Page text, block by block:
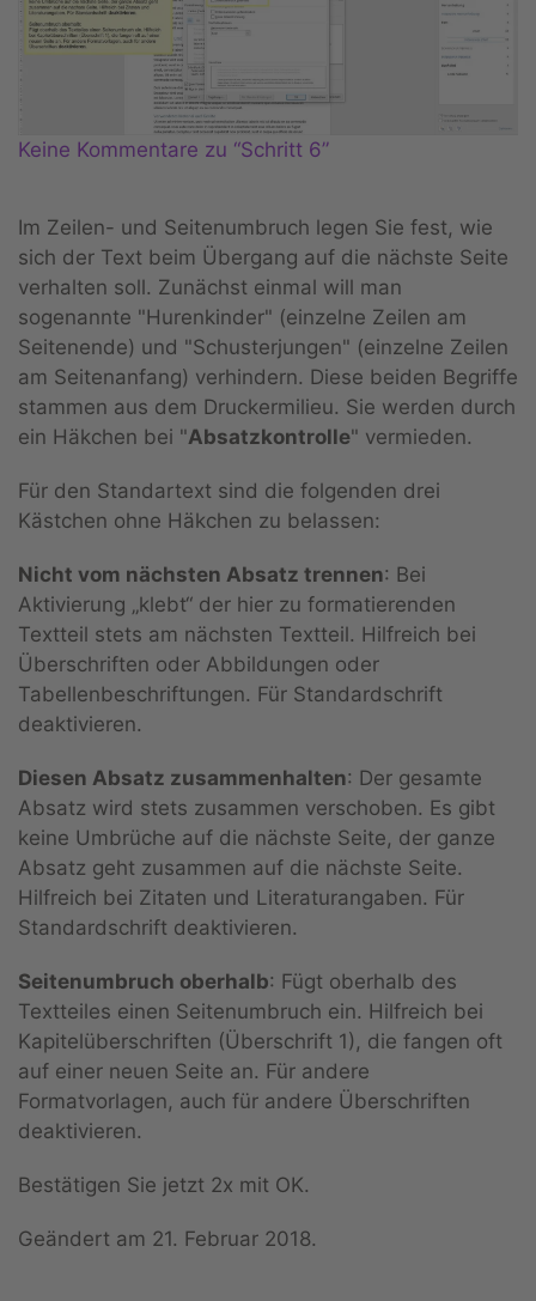
Keine Kommentare zu “Schritt 6”
Im Zeilen- und Seitenumbruch legen Sie fest, wie
sich der Text beim Übergang auf die nächste Seite
verhalten soll. Zunächst einmal will man
sogenannte "Hurenkinder" (einzelne Zeilen am
Seitenende) und "Schusterjungen" (einzelne Zeilen
am Seitenanfang) verhindern. Diese beiden Begriffe
stammen aus dem Druckermilieu. Sie werden durch
ein Häkchen bei "Absatzkontrolle" vermieden.
Für den Standartext sind die folgenden drei
Kästchen ohne Häkchen zu belassen:
Nicht vom nächsten Absatz trennen: Bei
Aktivierung „klebt“ der hier zu formatierenden
Textteil stets am nächsten Textteil. Hilfreich bei
Überschriften oder Abbildungen oder
Tabellenbeschriftungen. Für Standardschrift
deaktivieren.
Diesen Absatz zusammenhalten: Der gesamte
Absatz wird stets zusammen verschoben. Es gibt
keine Umbrüche auf die nächste Seite, der ganze
Absatz geht zusammen auf die nächste Seite.
Hilfreich bei Zitaten und Literaturangaben. Für
Standardschrift deaktivieren.
Seitenumbruch oberhalb: Fügt oberhalb des
Textteiles einen Seitenumbruch ein. Hilfreich bei
Kapitelüberschriften (Überschrift 1), die fangen oft
auf einer neuen Seite an. Für andere
Formatvorlagen, auch für andere Überschriften
deaktivieren.
Bestätigen Sie jetzt 2x mit OK.
Geändert am 21. Februar 2018.